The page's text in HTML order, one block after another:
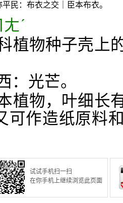
民：布衣之交｜臣本布衣。
ˊ
植物种子壳上
光芒。
植物，叶细长
可作造纸原料
试试手机扫一扫
在你手机上继续浏览此页面